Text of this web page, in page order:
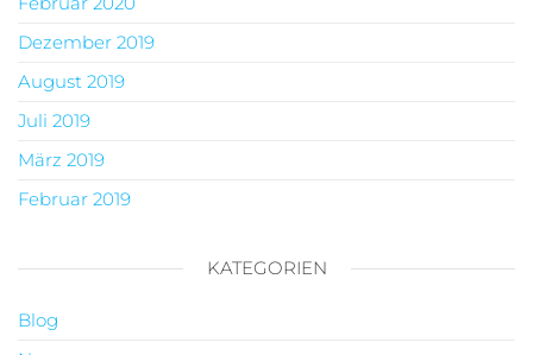
Dezember 2019
August 2019
Juli 2019
März 2019
Februar 2019
KATEGORIEN
Blog